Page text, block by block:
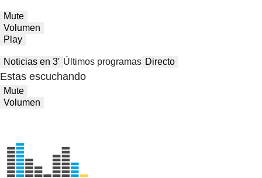
Mute
Volumen
Play
Noticias en 3′ Últimos programas Directo
Estas escuchando
Mute
Volumen